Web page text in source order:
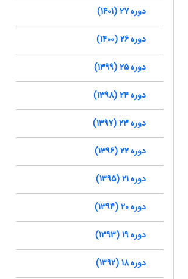
دوره 27 (1401)
دوره 26 (1400)
دوره 25 (1399)
دوره 24 (1398)
دوره 23 (1397)
دوره 22 (1396)
دوره 21 (1395)
دوره 20 (1394)
دوره 19 (1393)
دوره 18 (1392)